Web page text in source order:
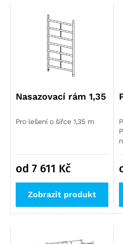
Nasazovací rám 1,35
Pro lešení o šířce 1,35 m
od 7 611 Kč
Zobrazit produkt